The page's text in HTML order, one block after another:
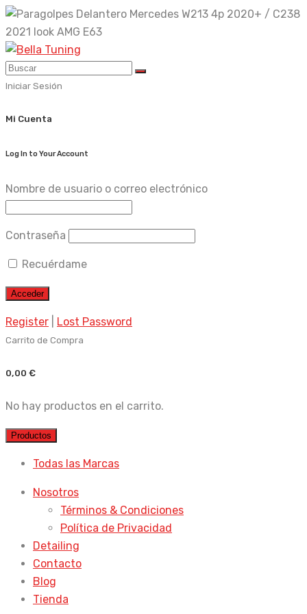
Skip
to
content
Iniciar Sesión
Mi Cuenta
Log In to Your Account
Nombre de usuario o correo electrónico
Contraseña
Recuérdame
Register Lost Password
Carrito de Compra
0,00 €
No hay productos en el carrito.
Productos
Todas las Marcas
Nosotros
Términos & Condiciones
Política de Privacidad
Detailing
Contacto
Blog
Tienda